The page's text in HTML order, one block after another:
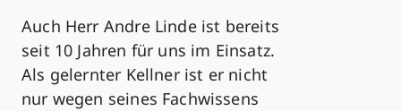
Auch Herr Andre Linde ist bereits
seit 10 Jahren für uns im Einsatz.
Als gelernter Kellner ist er nicht
nur wegen seines Fachwissens